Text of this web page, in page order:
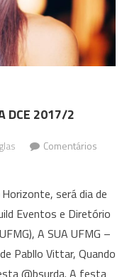
DCE 2017/2
Comentários
será dia de
Eventos e Diretório
A SUA UFMG –
Pabllo Vittar, Quando
@bsurda. A festa